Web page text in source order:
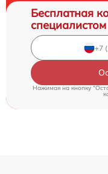
Бесплатная
специалистом
Нажимая на кнопку